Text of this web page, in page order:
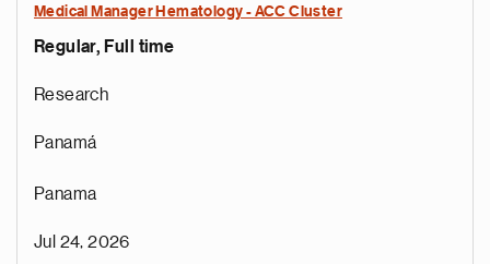
Medical Manager Hematology - ACC Cluster
Regular, Full time
Research
Panamá
Panama
Jul 24, 2026